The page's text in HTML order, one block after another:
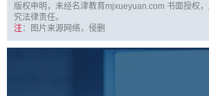
版权申明，未经名津教育mjxueyuan.com 书面授权
究法律责任。
注：图片来源网络，侵删